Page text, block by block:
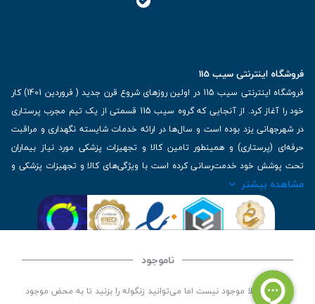
ناموجود
این کالا فعلا موجود نیست اما می‌توانید زنگوله را بزنید تا به محض موجود
فروشگاه اینترنتی سیب 115
فروشگاه اینترنتی سیب 115 در اولین روزهای شروع قرن جدید ( فروردین 1401) کار
خود را آغاز کرد. از آنجایی که گروه سیب 115 قسمتی از یک تیم مجرب پرستاری
در شهرجهانی یزد بوده است و سال‌ها در ارائه خدمات شایسته نگهداری و مراقبت
حرفه‌ای (پرستاری) و همینطور تامین کالا و تجهیزات پزشکی مورد نیاز بیماران
تحت پوشش خود خدمت‌رسانی کرده است با ویژگی‌های کالا و تجهیزات پزشکی و
برترین برندهای موجود در بازار اطلاعات بسیار ارزشمندی را دارا می‌باشد
| تلفن تماس : 36333383-035 | ایمیل: Info@Sib115.com
مشاهده بیشتر
کلیه حقوق این سایت متعلق به سیب 115 ( فروشگاه لوازم پزشکی سیب 115 ) است، توسعه و
کدنویسی توسطسپکام سیستم